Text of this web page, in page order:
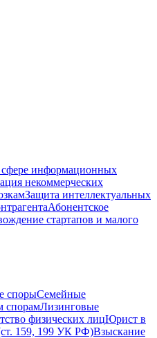
информационных
некоммерческих
Защита интеллектуальных
Абонентское
стартапов и малого
спорыСемейные
спорамЛизинговые
физических лицЮрист в
159, 199 УК РФ)Взыскание